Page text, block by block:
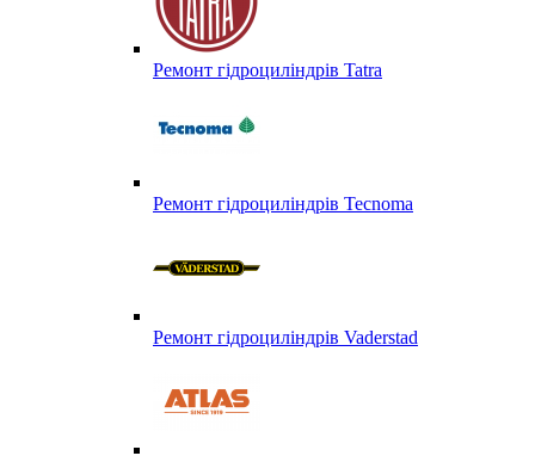
Ремонт гідроциліндрів Tatra
Ремонт гідроциліндрів Tecnoma
Ремонт гідроциліндрів Vaderstad